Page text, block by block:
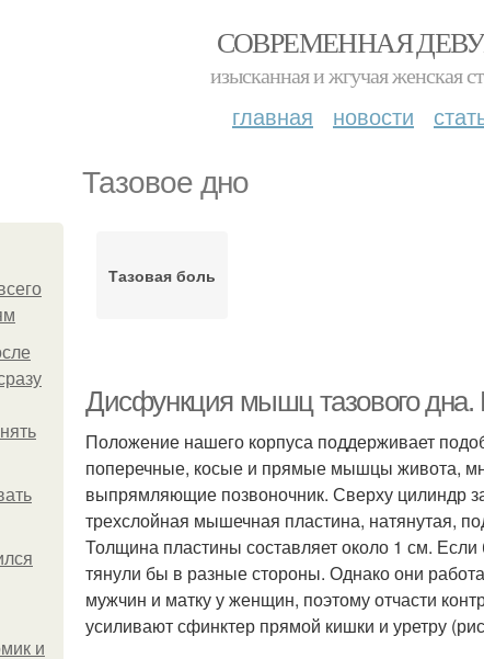
СОВРЕМЕННАЯ
изысканная и жгучая женская
главная новости
Тазовое дно
и
Тазовая боль
Дисфункция мышц тазового дна.
Положение нашего корпуса поддерживает
поперечные, косые и прямые мышцы живота,
выпрямляющие позвоночник. Сверху цилиндр
трехслойная мышечная пластина, натянутая,
Толщина пластины составляет около 1 см.
тянули бы в разные стороны. Однако они
мужчин и матку у женщин, поэтому отчасти
усиливают сфинктер прямой кишки и уретру